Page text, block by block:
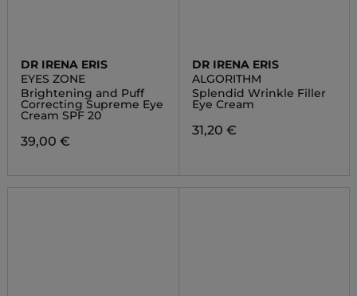
DR IRENA ERIS
EYES ZONE
Brightening and Puff
Correcting Supreme Eye
Cream SPF 20
39,00 €
DR IRENA ERIS
ALGORITHM
Splendid Wrinkle Filler
Eye Cream
31,20 €